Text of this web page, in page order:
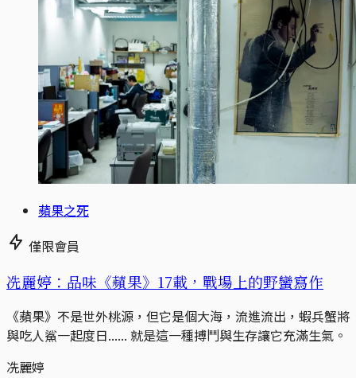
蘋果之死
僅限會員
冼麗婷：品味《蘋果》17載，戰場上的野蠻寫作
《蘋果》不是世外桃源，但它是個大海，流進流出，蝦兵蟹將
與吃人鯊一起度日...... 就是這一種搏鬥與生存讓它充滿生氣。
冼麗婷